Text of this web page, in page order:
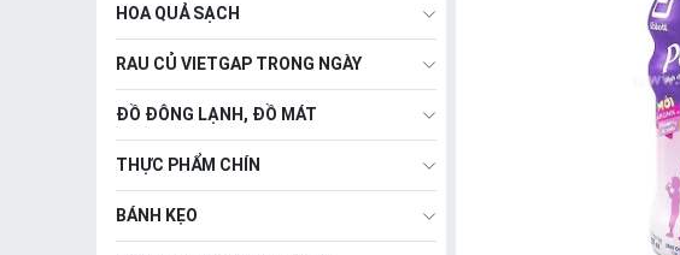
HOA QUẢ SẠCH
RAU CỦ VIETGAP TRONG NGÀY
ĐỒ ĐÔNG LẠNH, ĐỒ MÁT
THỰC PHẨM CHÍN
BÁNH KẸO